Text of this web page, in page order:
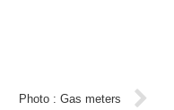
Photo : Gas meters